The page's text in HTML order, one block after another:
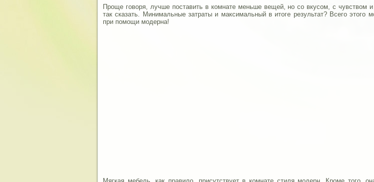
Проще говоря, лучше поставить в комнате меньше вещей, но со вкусом, с чувством и
так сказать. Минимальные затраты и максимальный в итоге результат? Всего этого
при помощи модерна!